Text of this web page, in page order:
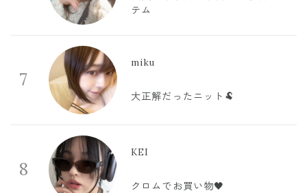
テム
7
miku
大正解だったニット🐏
8
KEI
クロムでお買い物🖤